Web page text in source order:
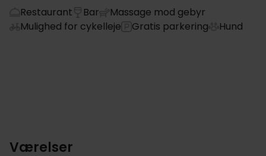
Restaurant Bar
Massage mod gebyr
Mulighed for cykelleje
Gratis parkering Hund
Værelser